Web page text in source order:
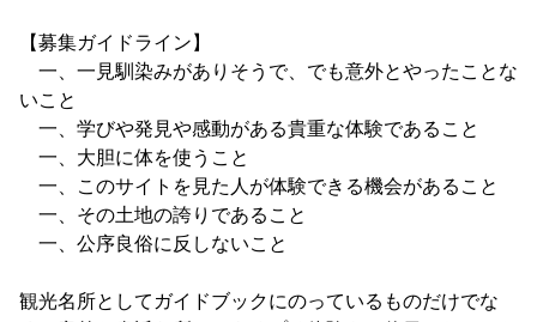
【募集ガイドライン】
一、一見馴染みがありそうで、でも意外とやったことな
いこと
一、学びや発見や感動がある貴重な体験であること
一、大胆に体を使うこと
一、このサイトを見た人が体験できる機会があること
一、その土地の誇りであること
一、公序良俗に反しないこと
観光名所としてガイドブックにのっているものだけでな